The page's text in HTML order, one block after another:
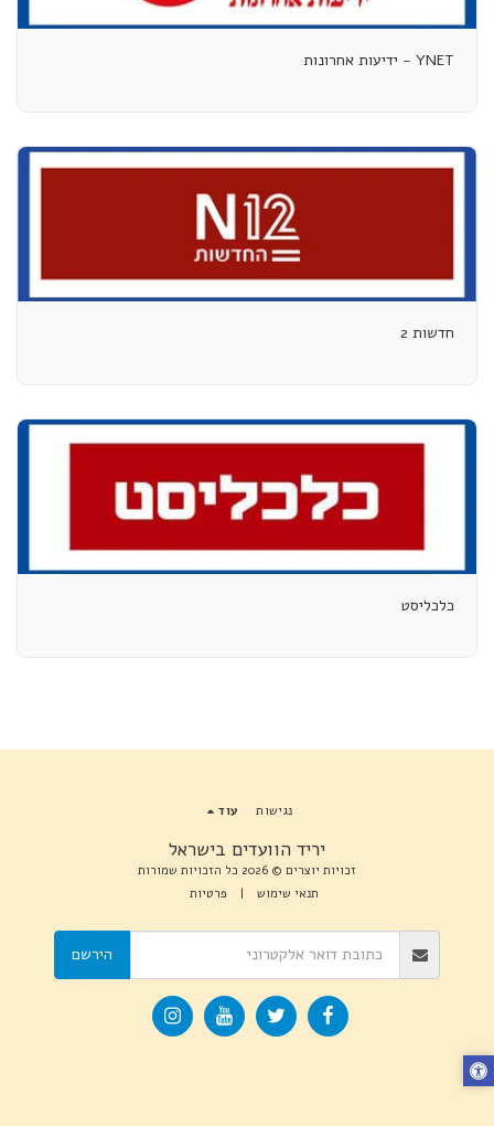
YNET - ידיעות אחרונות
חדשות 2
כלכליסט
יריד הוועדים בישראל
זכויות יוצרים © 2026 כל הזכויות שמורות
תנאי שימוש | פרטיות
נגישות עוד
הירשם